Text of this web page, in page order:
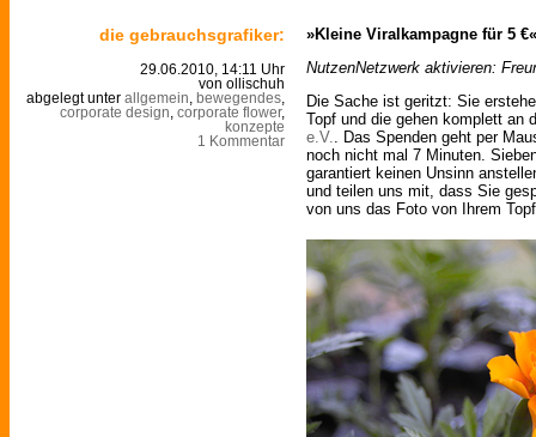
die gebrauchsgrafiker:
29.06.2010, 14:11 Uhr
von ollischuh
abgelegt unter allgemein bewegendes
corporate design corporate flower,
konzepte
1 Kommentar
»Kleine Viralkampagne für 5 €«
NutzenNetzwerk aktivieren:
Die Sache ist geritzt: Sie
Topf und die gehen komplett an
e.V.. Das Spenden geht per
noch nicht mal 7 Minuten.
garantiert keinen Unsinn
und teilen uns mit, dass Sie
von uns das Foto von Ihrem